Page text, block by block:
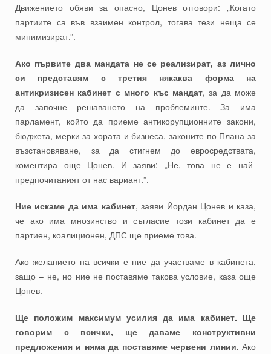
Движението обяви за опасно, Цонев отговори: „Когато
партиите са във взаимен контрол, тогава тези неща се
минимизират.”.
Ако първите два мандата не се реализират, аз лично
си представям с третия някаква форма на
антикризисен кабинет с много къс мандат, за да може
да започне решаването на проблеминте. За има
парламент, който да приеме антикорупционните закони,
бюджета, мерки за хората и бизнеса, законите по Плана за
възстановяване, за да стигнем до евросредствата,
коментира още Цонев. И заяви: „Не, това не е най-
предпочитаният от нас вариант.”.
Ние искаме да има кабинет, заяви Йордан Цонев и каза,
че ако има мнозинство и съгласие този кабинет да е
партиен, коалиционен, ДПС ще приеме това.
Ако желанието на всички е ние да участваме в кабинета,
защо – не, но ние не поставяме такова условие, каза още
Цонев.
Ще положим максимум усилия да има кабинет. Ще
говорим с всички, ще даваме конструктивни
предложения и няма да поставяме червени линии. Ако